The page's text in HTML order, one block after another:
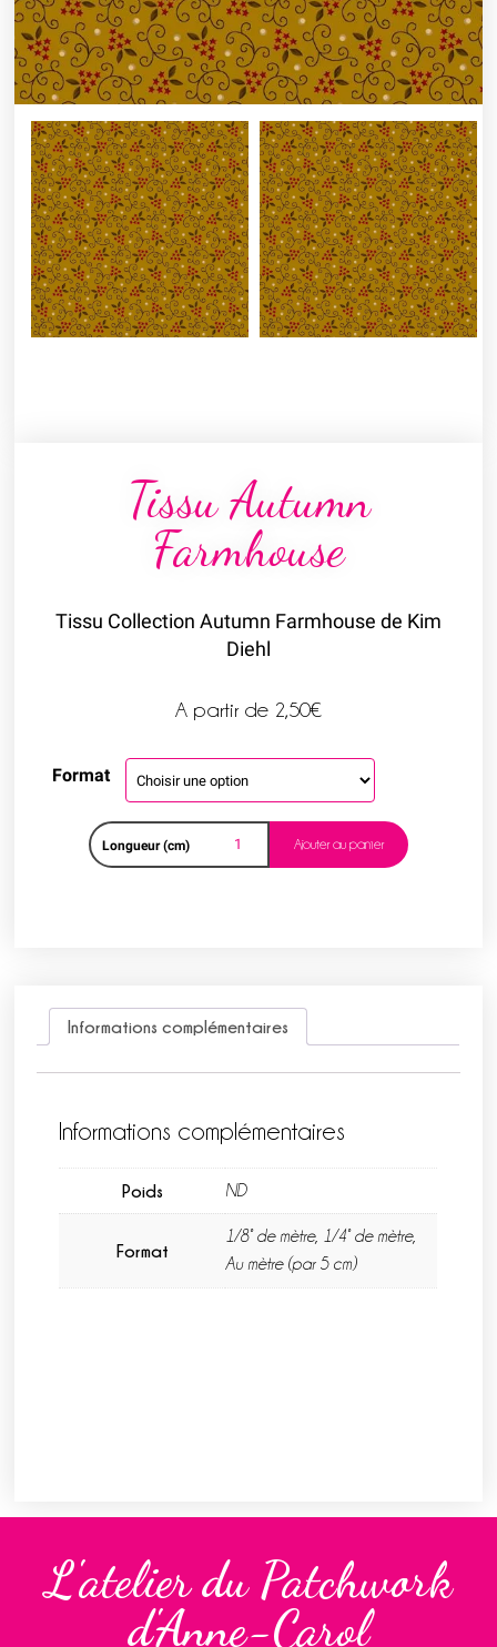
Tissu Autumn
Farmhouse
Tissu Collection Autumn Farmhouse de Kim
Diehl
A partir de 2,50€
Format
Longueur (cm) Ajouter au panier
Informations complémentaires
Informations complémentaires
Poids ND
Format
1/8° de mètre, 1/4° de mètre,
Au mètre (par 5 cm)
L'atelier du Patchwork
d'Anne-Carol